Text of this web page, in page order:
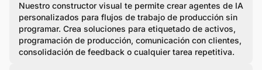
Nuestro constructor visual te permite crear agentes de IA
personalizados para flujos de trabajo de producción sin
programar. Crea soluciones para etiquetado de activos,
programación de producción, comunicación con clientes,
consolidación de feedback o cualquier tarea repetitiva.